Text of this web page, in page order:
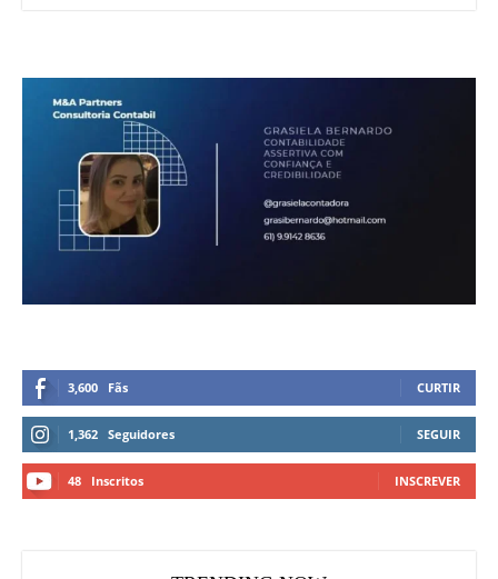
3,600 Fãs CURTIR
1,362 Seguidores SEGUIR
48 Inscritos INSCREVER